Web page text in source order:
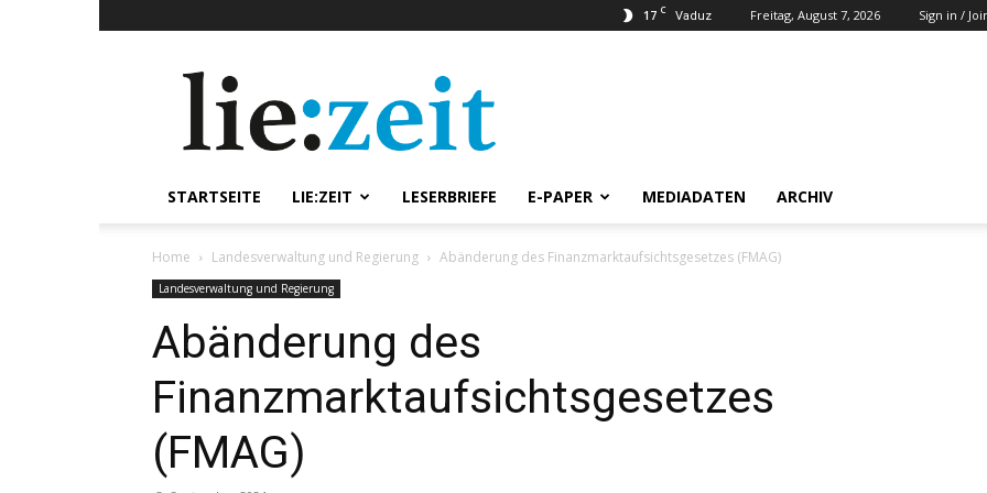
17 C Vaduz Freitag, August 7, 2026 Sign in /
STARTSEITE LIE:ZEIT LESERBRIEFE E-PAPER MEDIADATEN ARCHIV
Home Landesverwaltung und Regierung Abänderung des Finanzmarktaufsichtsgesetzes (FMAG)
Landesverwaltung und Regierung
Abänderung des
Finanzmarktaufsichtsgesetzes
(FMAG)